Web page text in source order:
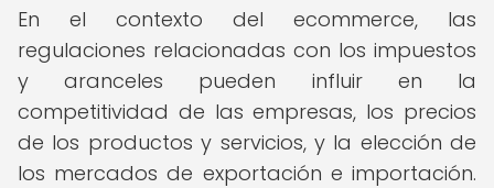
En el contexto del ecommerce, las
regulaciones relacionadas con los impuestos
y aranceles pueden influir en la
competitividad de las empresas, los precios
de los productos y servicios, y la elección de
los mercados de exportación e importación.